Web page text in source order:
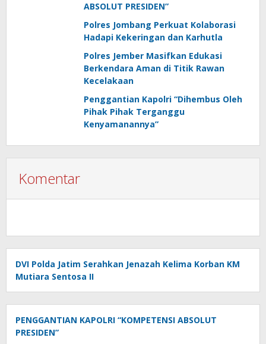
ABSOLUT PRESIDEN”
Polres Jombang Perkuat Kolaborasi
Hadapi Kekeringan dan Karhutla
Polres Jember Masifkan Edukasi
Berkendara Aman di Titik Rawan
Kecelakaan
Penggantian Kapolri “Dihembus Oleh
Pihak Pihak Terganggu
Kenyamanannya”
Komentar
DVI Polda Jatim Serahkan Jenazah Kelima Korban KM
Mutiara Sentosa II
PENGGANTIAN KAPOLRI “KOMPETENSI ABSOLUT
PRESIDEN”